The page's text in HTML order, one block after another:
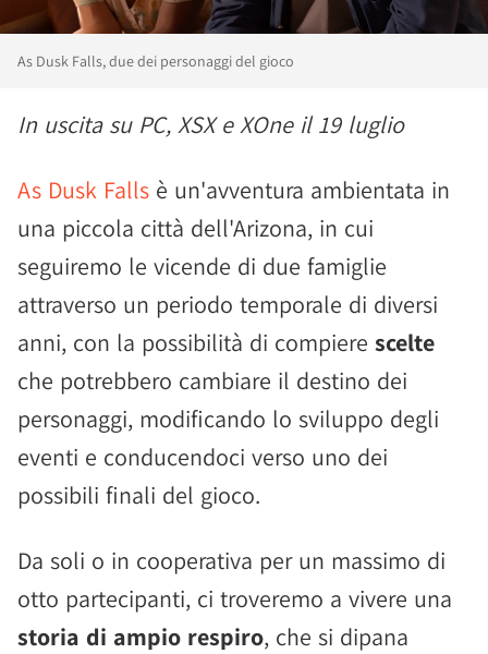
As Dusk Falls, due dei personaggi del gioco
In uscita su PC, XSX e XOne il 19 luglio
As Dusk Falls è un'avventura ambientata in
una piccola città dell'Arizona, in cui
seguiremo le vicende di due famiglie
attraverso un periodo temporale di diversi
anni, con la possibilità di compiere scelte
che potrebbero cambiare il destino dei
personaggi, modificando lo sviluppo degli
eventi e conducendoci verso uno dei
possibili finali del gioco.
Da soli o in cooperativa per un massimo di
otto partecipanti, ci troveremo a vivere una
storia di ampio respiro, che si dipana